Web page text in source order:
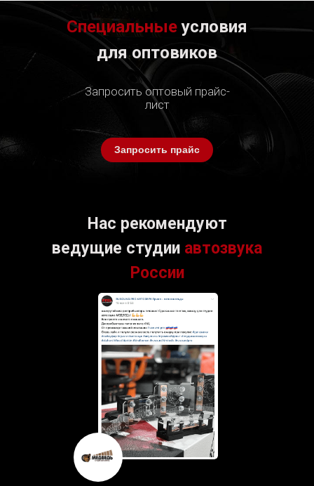
Специальныеусловия
для оптовиков
Запросить оптовый прайс-
лист
Запросить прайс
Нас рекомендуют
ведущие студии автозвука
России